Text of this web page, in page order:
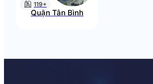
119+
Quận Tân Bình